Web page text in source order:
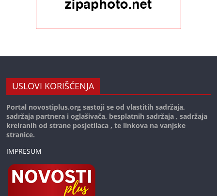
USLOVI KORIŠĆENJA
Portal novostiplus.org sastoji se od vlastitih sadržaja,
sadržaja partnera i oglašivača, besplatnih sadržaja , sadržaja
kreiranih od strane posjetilaca , te linkova na vanjske
stranice.
IMPRESUM